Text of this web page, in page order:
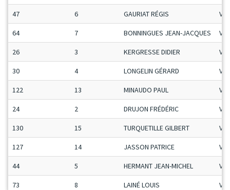
47 6 GAURIAT RÉGIS Vet
64 7 BONNINGUES JEAN-JACQUES Vet
26 3 KERGRESSE DIDIER Vet
30 4 LONGELIN GÉRARD Vet
122 13 MINAUDO PAUL Vet
24 2 DRUJON FRÉDÉRIC Vet
130 15 TURQUETILLE GILBERT Vet
127 14 JASSON PATRICE Vet
44 5 HERMANT JEAN-MICHEL Vet
73 8 LAINÉ LOUIS Vet